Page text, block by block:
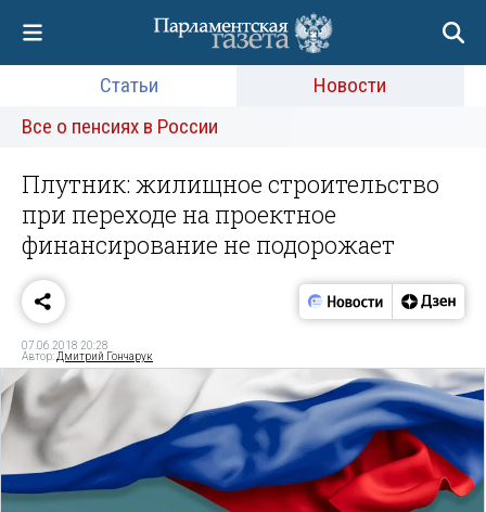
Статьи
Новости
Все о пенсиях в России
Плутник: жилищное строительство
при переходе на проектное
финансирование не подорожает
07.06.2018 20:28
Автор: Дмитрий Гончарук